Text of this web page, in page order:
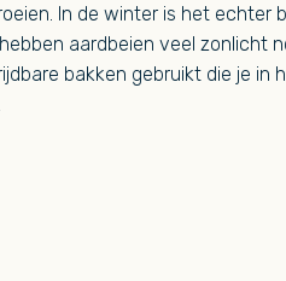
In de winter is het echter
aardbeien veel zonlicht
bakken gebruikt die je in